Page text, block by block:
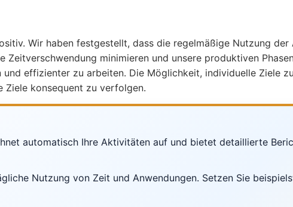
Wir haben festgestellt, dass die regelmäßige Nutzung
minimieren und unsere produktiven
effizienter zu arbeiten. Die Möglichkeit, individuelle Ziele
Ziele konsequent zu verfolgen.
automatisch Ihre Aktivitäten auf und bietet detaillierte
Nutzung von Zeit und Anwendungen. Setzen Sie